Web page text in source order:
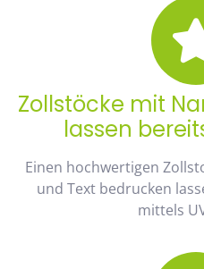
Zollstöcke mit
lassen
Einen hochwertigen
und Text bedrucken
mittels